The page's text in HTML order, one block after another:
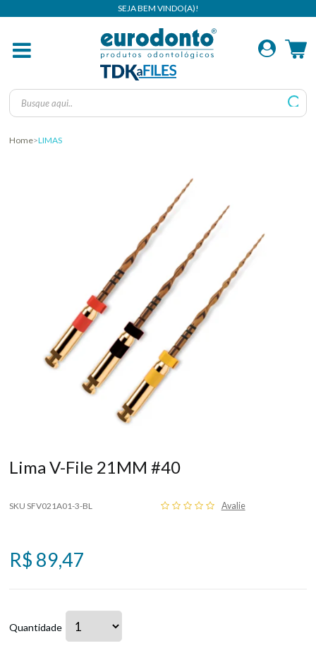
Home LIMAS
Lima V-File 21MM #40
SKU SFV021A01-3-BL Avalie
R$ 89,47
Quantidade